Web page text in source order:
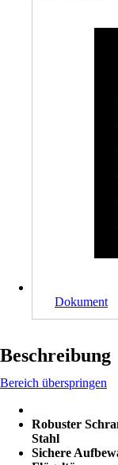
Dokument
Beschreibung
Bereich überspringen
Robuster
Stahl
Sichere